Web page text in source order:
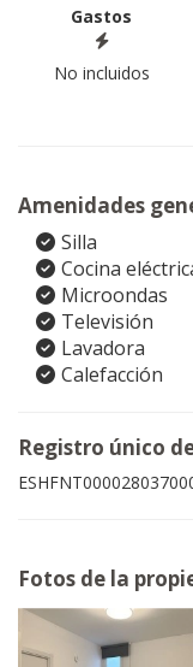
Gastos
No incluidos
Amenidades
Silla
Cocina
Microondas
Televisión
Lavadora
Calefacción
Registro único
Fotos de la